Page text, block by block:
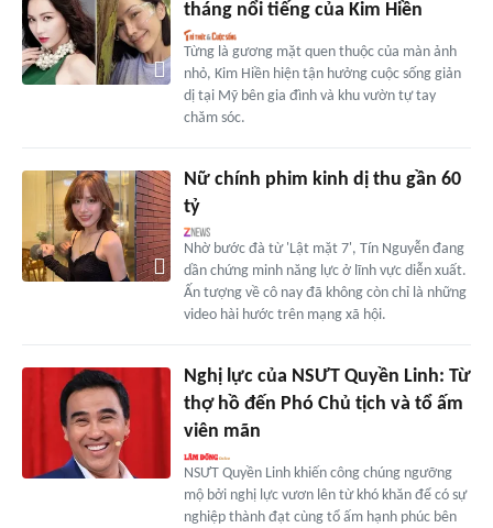
tháng nổi tiếng của Kim Hiền
Từng là gương mặt quen thuộc của màn ảnh
nhỏ, Kim Hiền hiện tận hưởng cuộc sống giản
dị tại Mỹ bên gia đình và khu vườn tự tay
chăm sóc.
Nữ chính phim kinh dị thu gần 60
tỷ
Nhờ bước đà từ 'Lật mặt 7', Tín Nguyễn đang
dần chứng minh năng lực ở lĩnh vực diễn xuất.
Ấn tượng về cô nay đã không còn chỉ là những
video hài hước trên mạng xã hội.
Nghị lực của NSƯT Quyền Linh: Từ
thợ hồ đến Phó Chủ tịch và tổ ấm
viên mãn
NSƯT Quyền Linh khiến công chúng ngưỡng
mộ bởi nghị lực vươn lên từ khó khăn để có sự
nghiệp thành đạt cùng tổ ấm hạnh phúc bên